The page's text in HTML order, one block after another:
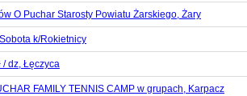
O Puchar Starosty Powiatu Żarskiego, Żary
k/Rokietnicy
/ dz, Łęczyca
FAMILY TENNIS CAMP w grupach, Karpacz